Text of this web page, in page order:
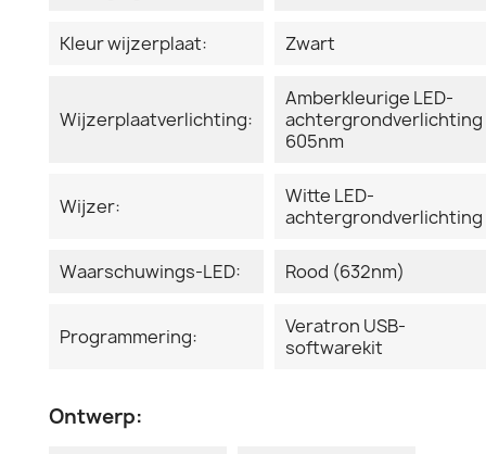
Kleur wijzerplaat: Zwart
Wijzerplaatverlichting:
Amberkleurige LED-
achtergrondverlichting
605nm
Wijzer:
Witte LED-
achtergrondverlichting
Waarschuwings-LED: Rood (632nm)
Programmering:
Veratron USB-
softwarekit
Ontwerp: